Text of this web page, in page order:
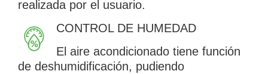
realizada por el usuario.
CONTROL DE HUMEDAD
El aire acondicionado tiene función
de deshumidificación, pudiendo